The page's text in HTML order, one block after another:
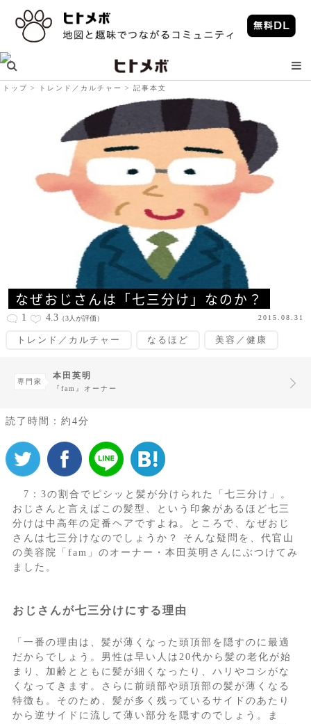
トップ トレンド／カルチャー 記事本文
なぜおじさんは「七三分け」なのか？
1 4.3 （3人が評価） 2015.08.31
トレンド／カルチャー なるほど 美容／健康
専門家
本田英明
『fam』オーナー
読了時間：約4分
7：3の割合でピシッと髪が分けられた「七三分け」。
おじさんと言えばこの髪型、という印象があるほど七三
分けは中高年の定番ヘアですよね。ところで、なぜおじ
さんは七三分けなのでしょうか？ そんな疑問を、代官山
の美容院「fam」のオーナー・本田英明さんにぶつけてみ
ました。
おじさんが七三分けにする理由
「一番の理由は、髪が薄くなった頭頂部を隠すのに最適
だからでしょう。男性は早い人は20代から髪の老化が始
まり、加齢とともに髪が細くなったり、ハリやコシがな
くなってきます。さらに前頭部や頭頂部の髪が薄くなる
特徴も。そのため、髪が多く残っているサイドのあたり
から逆サイドに流して薄い部分を隠すのでしょう。ま